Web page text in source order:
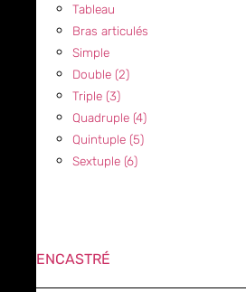
Tableau
Bras articulés
Simple
Double (2)
Triple (3)
Quadruple (4)
Quintuple (5)
Sextuple (6)
ENCASTRÉ